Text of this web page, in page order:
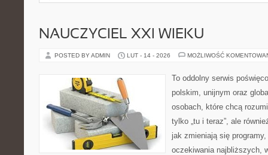
NAUCZYCIEL XXI WIEKU
POSTED BY ADMIN LUT - 14 - 2026 MOŻLIWOŚĆ
To oddolny serwis
polskim, unijnym oraz
osobach, które chcą
tylko „tu i teraz”, ale
jak zmieniają się
oczekiwania najbliższych,